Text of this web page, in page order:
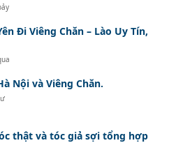
Đi Viêng Chăn – Lào Uy Tín,
Nội và Viêng Chăn.
thật và tóc giả sợi tổng hợp